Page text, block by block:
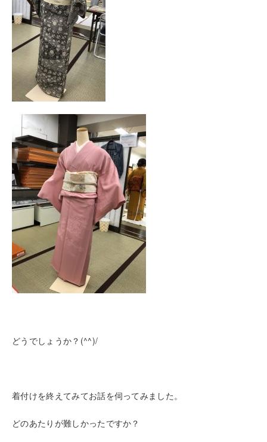
どうでしょうか？(^^)/
着付けを終えてみてお話を伺ってみました。
どのあたりが難しかったですか？